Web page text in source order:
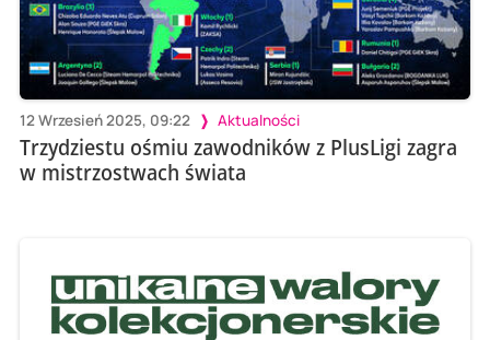
12 Wrzesień 2025, 09:22 Aktualności
Trzydziestu ośmiu zawodników z PlusLigi zagra
w mistrzostwach świata